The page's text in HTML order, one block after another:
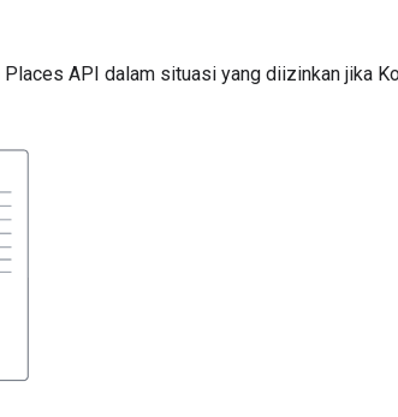
Places API dalam situasi yang diizinkan jika